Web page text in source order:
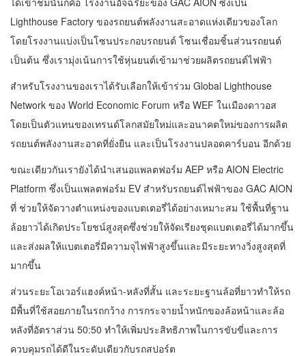
Lighthouse Factory ของรถยนต์พลังงานสะอาดแห่งเดียวของโลก
โดยโรงงานแบ่งเป็นโซนประกอบรถยนต์ โซนเชื่อมชิ้นส่วนรถยนต์
เป็นต้น ซึ่งเรามุ่งเน้นการใช้หุ่นยนต์เข้ามาช่วยผลิตรถยนต์ไฟฟ้า
สำหรับโรงงานของเราได้รับเลือกให้เข้าร่วม Global Lighthouse
Network ของ World Economic Forum หรือ WEF ในเมืองดาวอส
โดยเป็นตัวแทนของเทรนด์โลกสมัยใหม่และอนาคตใหม่ของการผลิต
รถยนต์พลังงานสะอาดที่ยั่งยืน และเป็นโรงงานปลอดคาร์บอน อีกด้วย
ขณะเดียวกันเรายังได้นำเสนอแพลตฟอร์ม AEP หรือ AION Electric
Platform ซึ่งเป็นแพลตฟอร์ม EV สำหรับรถยนต์ไฟฟ้าของ GAC AION
ที่ ช่วยให้จัดวางตำแหน่งของแบตเตอรี่ได้อย่างเหมาะสม ใช้พื้นที่ฐาน
ล้อยาวได้เกิดประโยชน์สูงสุดซึ่งช่วยให้จัดเรียงชุดแบตเตอรี่ได้มากขึ้น
และส่งผลให้แบตเตอรี่มีความจุไฟฟ้าสูงขึ้นและมีระยะทางวิ่งสูงสุดที่
มากขึ้น
ส่วนระยะโอเวอร์แฮงค์หน้า-หลังที่สั้น และระยะฐานล้อที่ยาวทำให้รถ
มีพื้นที่ใช้สอยภายในรถกว้าง การกระจายน้ำหนักของล้อหน้าและล้อ
หลังที่อัตราส่วน 50:50 ทำให้เพิ่มประสิทธิภาพในการขับขี่และการ
ควบคุมรถได้ดีในระดับเดียวกับรถสปอร์ต